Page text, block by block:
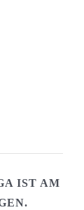
IST AM